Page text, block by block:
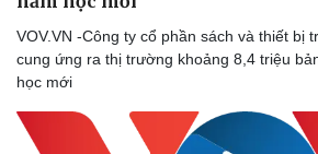
Doanh nghiệp
Thông tin doanh nghiệp
Doanh nhân
Vì cộng đồng
Công
Trải
VOV.VN -Công ty cổ phần sách và thiết bị
cung ứng ra thị trường khoảng 8,4 triệu
học mới